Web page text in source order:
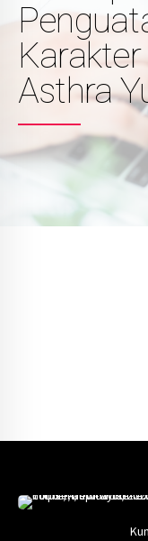
Asthra